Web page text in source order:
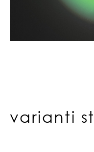
varianti